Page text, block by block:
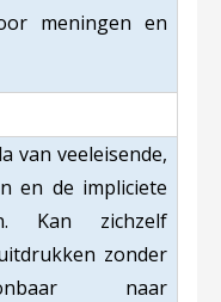
meningen en
van veeleisende,
en de impliciete
Kan zichzelf
zonder
naar